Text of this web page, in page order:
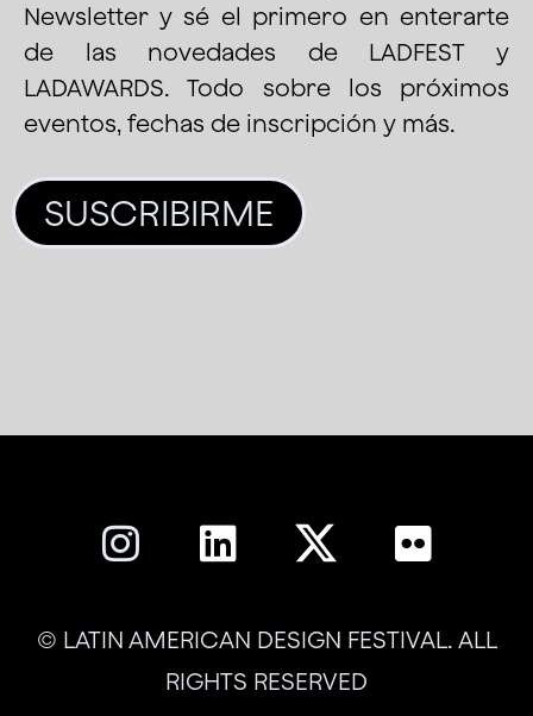
Newsletter y sé el primero en enterarte
de las novedades de LADFEST y
LADAWARDS. Todo sobre los próximos
eventos, fechas de inscripción y más.
SUSCRIBIRME
© LATIN AMERICAN DESIGN FESTIVAL. ALL
RIGHTS RESERVED